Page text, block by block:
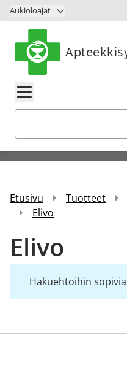
Siirry sisältöön
Aukioloajat
Etusivu Tuotteet
Elivo
Elivo
Hakuehtoihin